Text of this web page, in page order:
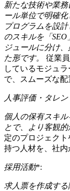
新たな技術や業
ール単位で明確
プログラムを設
のスキルを「
ジュールに分け
た形です。
従業
しているモジュ
で、スムーズな配
人事評価・タレ
個人の保有スキ
とで、より客観
定のプロジェク
持つ人材を、社内
採用活動*:
求人票を作成す